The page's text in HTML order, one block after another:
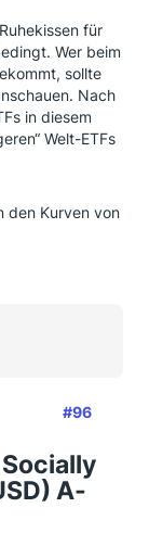
für
Wer beim
sollte
Nach
in diesem
Welt-ETFs
den Kurven von
#96
Socially
A-